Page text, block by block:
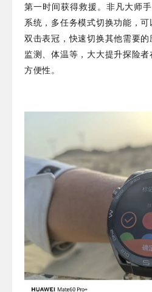
第一时间获得救援。 非凡大师
系统，多任务模式切换功能，可
双击表冠，快速切换其他需要的
监测、体温等，大大提升探险
方便性。